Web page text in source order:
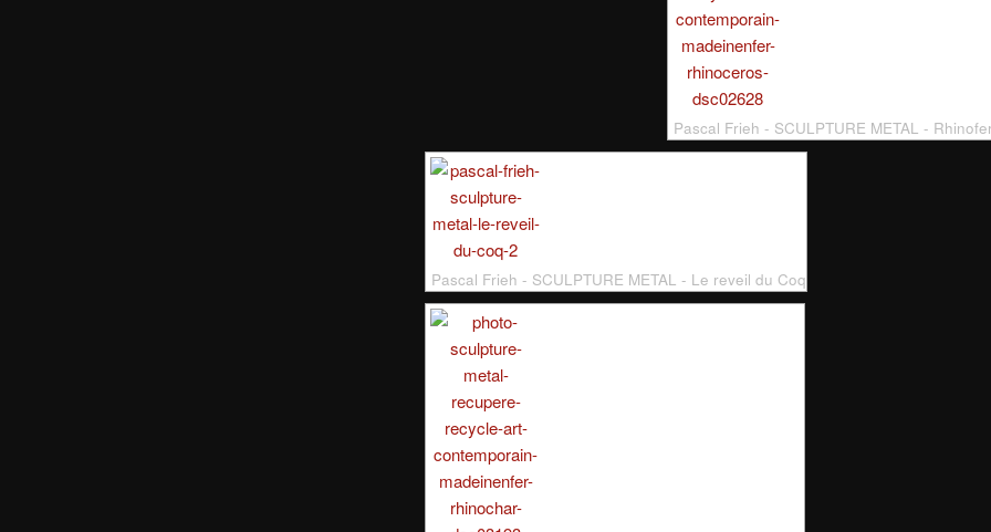
Pascal Frieh - SCULPTURE METAL -
Pascal Frieh - SCULPTURE METAL - Le reveil du Coq